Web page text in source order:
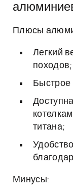
Плюсы
Легкий
походов;
титана;
Минусы: